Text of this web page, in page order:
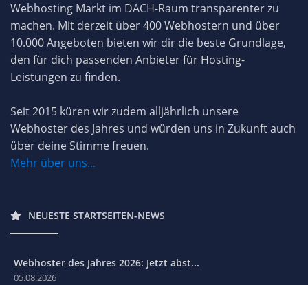
Webhosting Markt im DACH-Raum transparenter zu
machen. Mit derzeit über 400 Webhostern und über
10.000 Angeboten bieten wir dir die beste Grundlage,
den für dich passenden Anbieter für Hosting-
Leistungen zu finden.
Seit 2015 küren wir zudem alljährlich unsere
Webhoster des Jahres und würden uns in Zukunft auch
über deine Stimme freuen.
Mehr über uns...
NEUESTE STARTSEITEN-NEWS
Webhoster des Jahres 2026: Jetzt abst...
05.08.2026